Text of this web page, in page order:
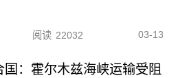
阅读 22032 03-13
国：霍尔木兹海峡运输受阻